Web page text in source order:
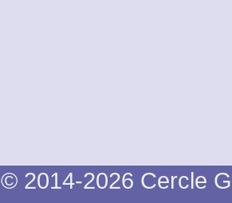
© 2014-2026 Cercle